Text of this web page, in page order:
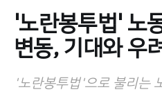
'노란봉투법' 노
변동, 기대와 우
'노란봉투법'으로 불리는